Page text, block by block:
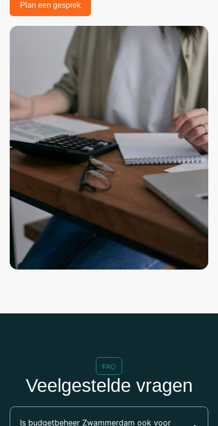
Plan een gesprek
FAQ
Veelgestelde vragen
Is budgetbeheer Zwammerdam ook voor